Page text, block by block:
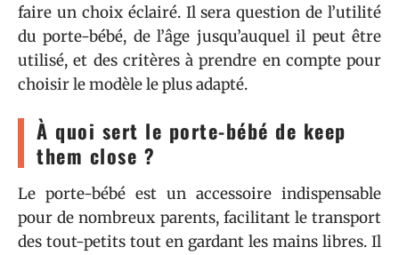
faire un choix éclairé. Il sera question de l’utilité
du porte-bébé, de l’âge jusqu’auquel il peut être
utilisé, et des critères à prendre en compte pour
choisir le modèle le plus adapté.
À quoi sert le porte-bébé de keep
them close ?
Le porte-bébé est un accessoire indispensable
pour de nombreux parents, facilitant le transport
des tout-petits tout en gardant les mains libres. Il